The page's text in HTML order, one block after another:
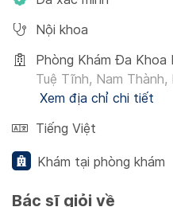
Nội khoa
Phòng Khám Đa Khoa
Tuệ Tĩnh, Nam Thành,
Xem địa chỉ chi tiết
Tiếng Việt
Khám tại phòng khám
Bác sĩ giỏi về